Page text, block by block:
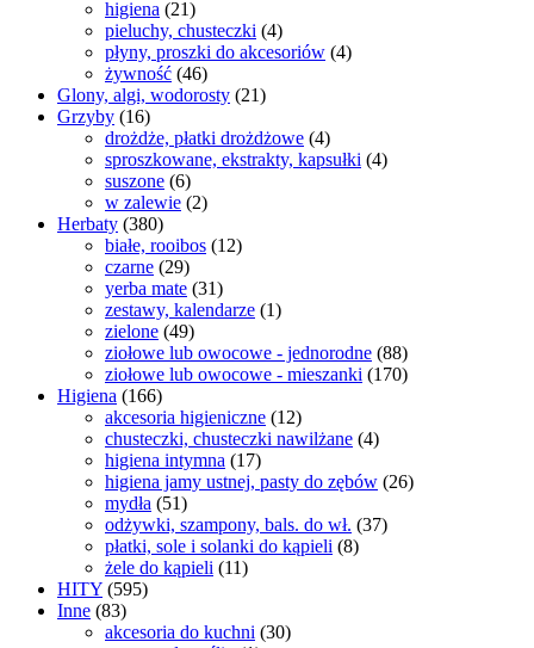
higiena (21)
pieluchy, chusteczki (4)
płyny, proszki do akcesoriów (4)
żywność (46)
Glony, algi, wodorosty (21)
Grzyby (16)
drożdże, płatki drożdżowe (4)
sproszkowane, ekstrakty, kapsułki (4)
suszone (6)
w zalewie (2)
Herbaty (380)
białe, rooibos (12)
czarne (29)
yerba mate (31)
zestawy, kalendarze (1)
zielone (49)
ziołowe lub owocowe - jednorodne (88)
ziołowe lub owocowe - mieszanki (170)
Higiena (166)
akcesoria higieniczne (12)
chusteczki, chusteczki nawilżane (4)
higiena intymna (17)
higiena jamy ustnej, pasty do zębów (26)
mydła (51)
odżywki, szampony, bals. do wł. (37)
płatki, sole i solanki do kąpieli (8)
żele do kąpieli (11)
HITY (595)
Inne (83)
akcesoria do kuchni (30)